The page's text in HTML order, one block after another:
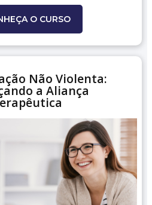
O CURSO
Não Violenta:
a Aliança